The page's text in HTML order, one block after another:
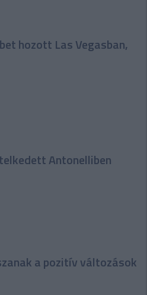
hozott Las Vegasban,
Antonelliben
a pozitív változások